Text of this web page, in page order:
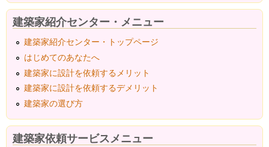
建築家紹介センター・メニュー
建築家紹介センター・トップページ
はじめてのあなたへ
建築家に設計を依頼するメリット
建築家に設計を依頼するデメリット
建築家の選び方
建築家依頼サービスメニュー